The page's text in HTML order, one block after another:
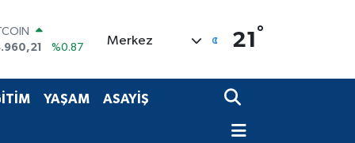
%0.18
Merkez 21 °
YAŞAM ASAYİŞ